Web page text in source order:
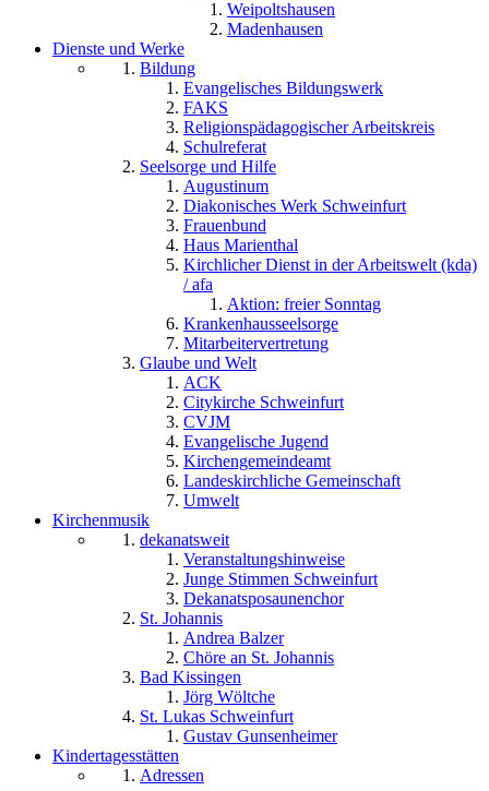
Weipoltshausen
Madenhausen
Dienste und Werke
Bildung
Evangelisches Bildungswerk
FAKS
Religionspädagogischer Arbeitskreis
Schulreferat
Seelsorge und Hilfe
Augustinum
Diakonisches Werk Schweinfurt
Frauenbund
Haus Marienthal
Kirchlicher Dienst in der Arbeitswelt (kda)
/ afa
Aktion: freier Sonntag
Krankenhausseelsorge
Mitarbeitervertretung
Glaube und Welt
ACK
Citykirche Schweinfurt
CVJM
Evangelische Jugend
Kirchengemeindeamt
Landeskirchliche Gemeinschaft
Umwelt
Kirchenmusik
dekanatsweit
Veranstaltungshinweise
Junge Stimmen Schweinfurt
Dekanatsposaunenchor
St. Johannis
Andrea Balzer
Chöre an St. Johannis
Bad Kissingen
Jörg Wöltche
St. Lukas Schweinfurt
Gustav Gunsenheimer
Kindertagesstätten
Adressen